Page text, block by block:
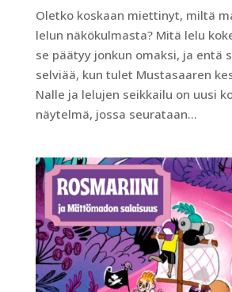
Oletko koskaan miettinyt, miltä
lelun näkökulmasta? Mitä lelu
se päätyy jonkun omaksi, ja entä
selviää, kun tulet Mustasaaren
Nalle ja lelujen seikkailu on uusi
näytelmä, jossa seurataan...